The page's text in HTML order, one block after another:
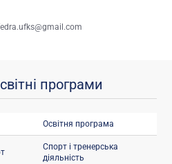
програми
Освітня програма
Спорт і тренерська
діяльність